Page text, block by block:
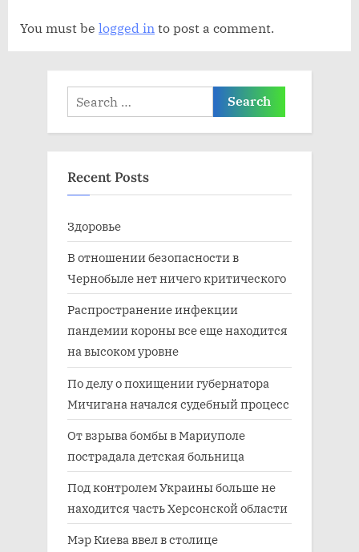
с
и
You must be logged in to post a comment.
Search
for:
Recent Posts
Здоровье
В отношении безопасности в
Чернобыле нет ничего критического
Распространение инфекции
пандемии короны все еще находится
на высоком уровне
По делу о похищении губернатора
Мичигана начался судебный процесс
От взрыва бомбы в Мариуполе
пострадала детская больница
Под контролем Украины больше не
находится часть Херсонской области
Мэр Киева ввел в столице